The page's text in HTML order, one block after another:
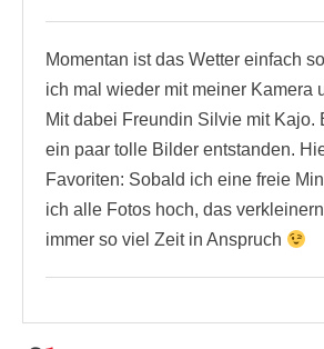
Momentan ist das Wetter einfach
ich mal wieder mit meiner Kamera
Mit dabei Freundin Silvie mit Kajo.
ein paar tolle Bilder entstanden.
Favoriten: Sobald ich eine freie
ich alle Fotos hoch, das
immer so viel Zeit in Anspruch